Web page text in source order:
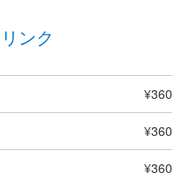
ンク
¥360
¥360
¥360